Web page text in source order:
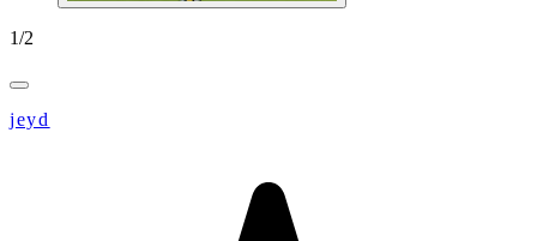
1/2
jeyd